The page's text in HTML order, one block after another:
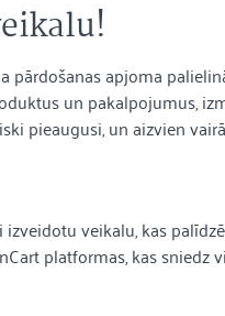
apjoma
un pakalpojumus,
pieaugusi, un aizvien
veikalu, kas
platformas, kas sniedz